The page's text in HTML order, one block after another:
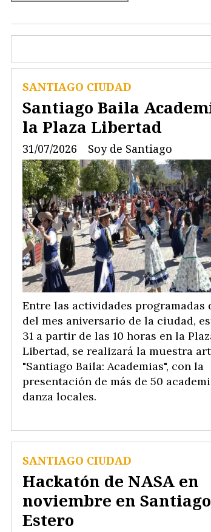
Santiago Baila
la Plaza Libertad
Soy de Santiago
SANTIAGO CIUDAD
31/07/2026
Entre las actividades programadas
del mes aniversario de la ciudad,
31 a partir de las 10 horas en la
Libertad, se realizará la muestra
"Santiago Baila: Academias", con la
presentación de más de 50
danza locales.
Hackatón de NASA en
noviembre en
Estero
SANTIAGO CIUDAD